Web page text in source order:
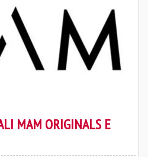
MAM ORIGINALS E